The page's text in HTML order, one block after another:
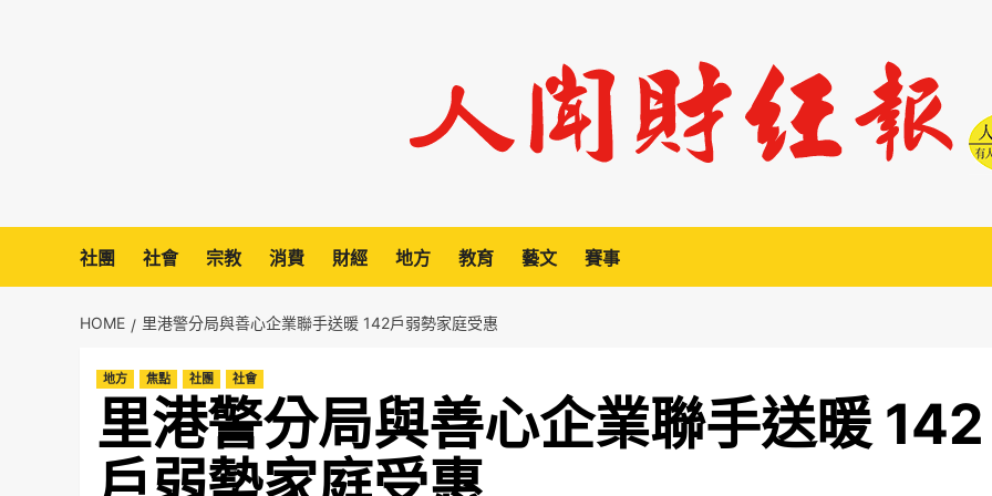
社團 社會 宗教 消費 財經 地方 教育 藝文 賽事
HOME 里港警分局與善心企業聯手送暖 142戶弱勢家庭受惠
地方 焦點 社團 社會
里港警分局與善心企業聯手送暖 142